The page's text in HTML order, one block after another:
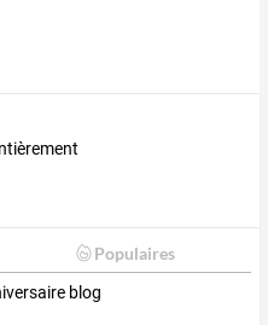
Populaires
blog